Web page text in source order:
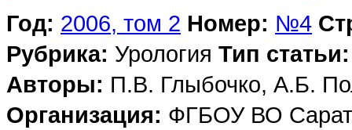
Год: 2006, том 2 Номер: №4
Рубрика: Урология Тип статьи:
Авторы: П.В. Глыбочко, А.Б.
Организация: ФГБОУ ВО